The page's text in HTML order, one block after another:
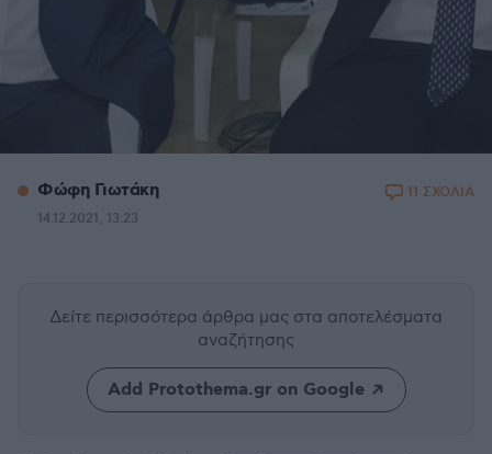
Φώφη Γιωτάκη
14.12.2021, 13:23
11 ΣΧΟΛΙΑ
Δείτε περισσότερα άρθρα μας στα αποτελέσματα
αναζήτησης
Add Protothema.gr on Google